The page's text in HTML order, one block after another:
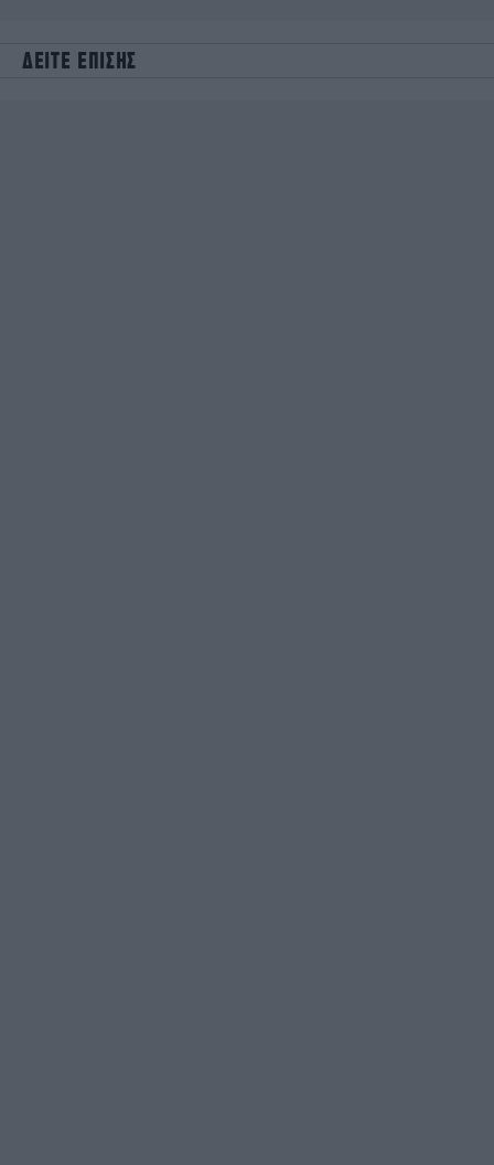
ΔΕΙΤΕ ΕΠΙΣΗΣ